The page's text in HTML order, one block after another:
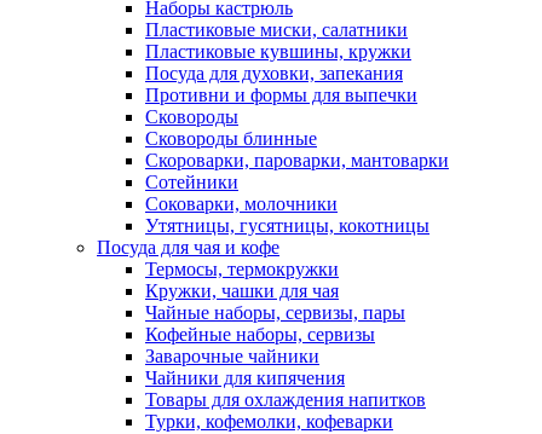
Наборы кастрюль
Пластиковые миски, салатники
Пластиковые кувшины, кружки
Посуда для духовки, запекания
Противни и формы для выпечки
Сковороды
Сковороды блинные
Скороварки, пароварки, мантоварки
Сотейники
Соковарки, молочники
Утятницы, гусятницы, кокотницы
Посуда для чая и кофе
Термосы, термокружки
Кружки, чашки для чая
Чайные наборы, сервизы, пары
Кофейные наборы, сервизы
Заварочные чайники
Чайники для кипячения
Товары для охлаждения напитков
Турки, кофемолки, кофеварки